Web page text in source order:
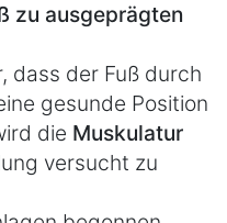
zu ausgeprägten
dass der Fuß durch
gesunde Position
die Muskulatur
versucht zu